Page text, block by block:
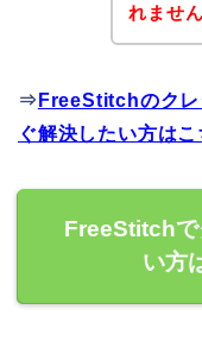
れません
⇒ FreeStitchのクレ
ぐ解決したい方はこ
FreeStitchで
い方